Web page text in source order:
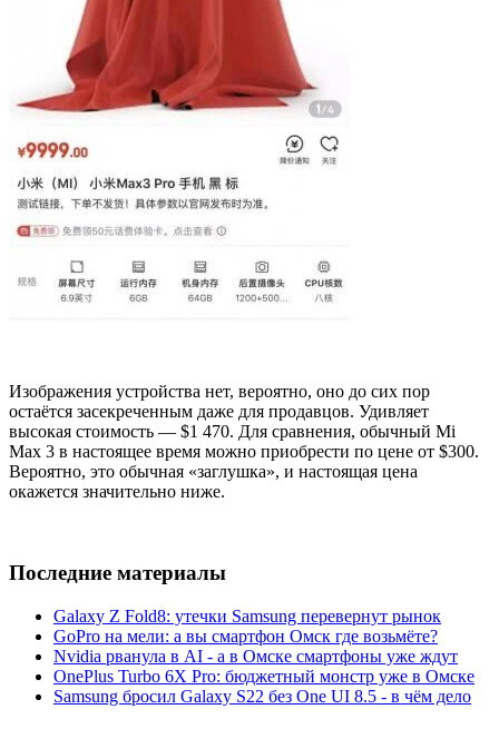
Изображения устройства нет, вероятно, оно до сих пор
остаётся засекреченным даже для продавцов. Удивляет
высокая стоимость — $1 470. Для сравнения, обычный Mi
Max 3 в настоящее время можно приобрести по цене от $300.
Вероятно, это обычная «заглушка», и настоящая цена
окажется значительно ниже.
Последние материалы
Galaxy Z Fold8: утечки Samsung перевернут рынок
GoPro на мели: а вы смартфон Омск где возьмёте?
Nvidia рванула в AI - а в Омске смартфоны уже ждут
OnePlus Turbo 6X Pro: бюджетный монстр уже в Омске
Samsung бросил Galaxy S22 без One UI 8.5 - в чём дело